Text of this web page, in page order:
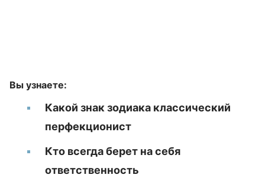
Вы узнаете:
Какой знак зодиака классический
перфекционист
Кто всегда берет на себя
ответственность